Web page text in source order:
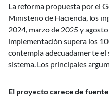
La reforma propuesta por el
Ministerio de Hacienda, los
2024, marzo de 2025 y
implementación supera los
contempla adecuadamente
sistema. Los principales
El proyecto carece de